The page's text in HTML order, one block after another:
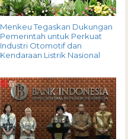
Menkeu Tegaskan Dukungan
Pemerintah untuk Perkuat
Industri Otomotif dan
Kendaraan Listrik Nasional